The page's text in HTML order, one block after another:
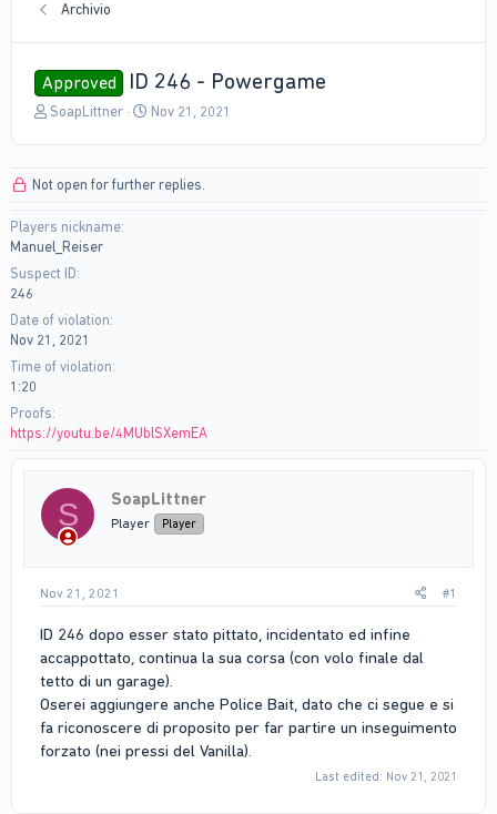
Archivio
Approved ID 246 - Powergame
T
a
s
t
a
t
e
r
SoapLittner
S
t
Nov 21, 2021
Not open for further replies.
Players nickname
Manuel_Reiser
Suspect ID
246
Date of violation
Nov 21, 2021
Time of violation
1:20
Proofs
https://youtu.be/4MUblSXemEA
S SoapLittner
Player Player
Nov 21, 2021 #1
ID 246 dopo esser stato pittato, incidentato ed infine
accappottato, continua la sua corsa (con volo finale dal
tetto di un garage).
Oserei aggiungere anche Police Bait, dato che ci segue e si
fa riconoscere di proposito per far partire un inseguimento
forzato (nei pressi del Vanilla).
Last edited: Nov 21, 2021